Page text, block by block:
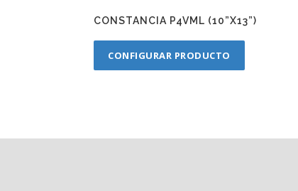
CONSTANCIA P4VML (10”X13”)
CONFIGURAR PRODUCTO